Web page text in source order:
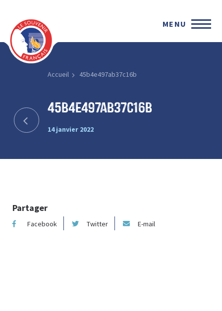
MENU
Accueil 45b4e497ab37c16b
45b4e497ab37c16b
14 janvier 2022
Partager
Facebook Twitter E-mail